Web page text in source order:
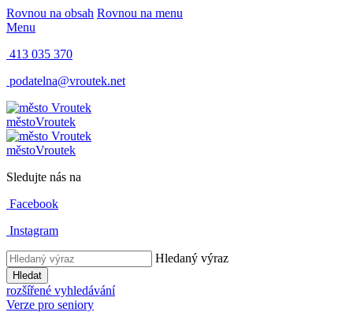
Rovnou na obsah Rovnou na menu
Menu
413 035 370
podatelna@vroutek.net
městoVroutek
městoVroutek
Sledujte nás na
Facebook
Instagram
Hledaný výraz
Hledat
rozšířené vyhledávání
Verze pro seniory